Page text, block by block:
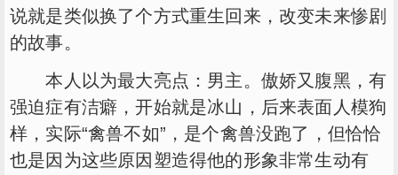
说就是类似换了个方式重生回来，改变未来惨剧
的故事。
本人以为最大亮点：男主。傲娇又腹黑，有
强迫症有洁癖，开始就是冰山，后来表面人模狗
样，实际“禽兽不如”，是个禽兽没跑了，但恰恰
也是因为这些原因塑造得他的形象非常生动有